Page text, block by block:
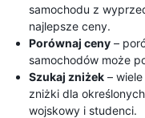
samochodu z
najlepsze ceny.
Porównaj ceny –
samochodów może
Szukaj zniżek –
zniżki dla
wojskowy i studenci.